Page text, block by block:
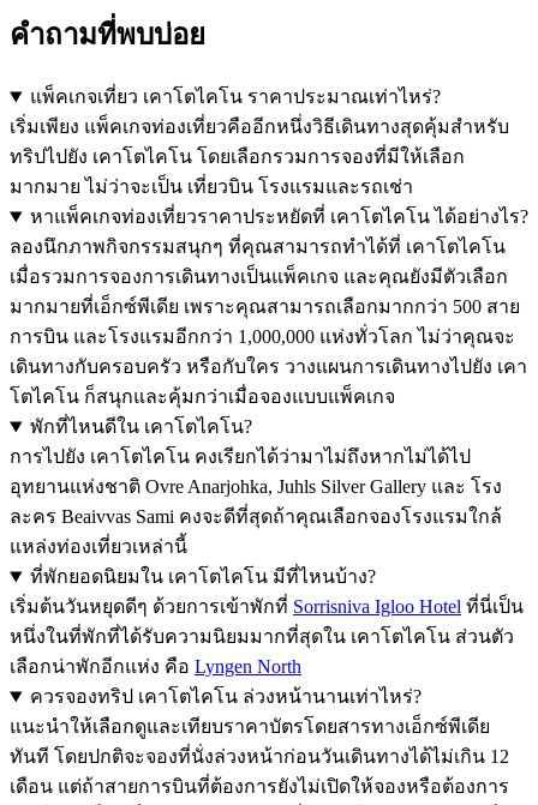
คำถามที่พบบ่อย
แพ็คเกจเที่ยว เคาโตไคโน ราคาประมาณเท่าไหร่?
เริ่มเพียง แพ็คเกจท่องเที่ยวคืออีกหนึ่งวิธีเดินทางสุดคุ้มสำหรับ
ทริปไปยัง เคาโตไคโน โดยเลือกรวมการจองที่มีให้เลือก
มากมาย ไม่ว่าจะเป็น เที่ยวบิน โรงแรมและรถเช่า
หาแพ็คเกจท่องเที่ยวราคาประหยัดที่ เคาโตไคโน ได้อย่างไร?
ลองนึกภาพกิจกรรมสนุกๆ ที่คุณสามารถทำได้ที่ เคาโตไคโน
เมื่อรวมการจองการเดินทางเป็นแพ็คเกจ และคุณยังมีตัวเลือก
มากมายที่เอ็กซ์พีเดีย เพราะคุณสามารถเลือกมากกว่า 500 สาย
การบิน และโรงแรมอีกกว่า 1,000,000 แห่งทั่วโลก ไม่ว่าคุณจะ
เดินทางกับครอบครัว หรือกับใคร วางแผนการเดินทางไปยัง เคา
โตไคโน ก็สนุกและคุ้มกว่าเมื่อจองแบบแพ็คเกจ
พักที่ไหนดีใน เคาโตไคโน?
การไปยัง เคาโตไคโน คงเรียกได้ว่ามาไม่ถึงหากไม่ได้ไป
อุทยานแห่งชาติ Ovre Anarjohka, Juhls Silver Gallery และ โรง
ละคร Beaivvas Sami คงจะดีที่สุดถ้าคุณเลือกจองโรงแรมใกล้
แหล่งท่องเที่ยวเหล่านี้
ที่พักยอดนิยมใน เคาโตไคโน มีที่ไหนบ้าง?
เริ่มต้นวันหยุดดีๆ ด้วยการเข้าพักที่ Sorrisniva Igloo Hotel ที่นี่เป็น
หนึ่งในที่พักที่ได้รับความนิยมมากที่สุดใน เคาโตไคโน ส่วนตัว
เลือกน่าพักอีกแห่ง คือ Lyngen North
ควรจองทริป เคาโตไคโน ล่วงหน้านานเท่าไหร่?
แนะนำให้เลือกดูและเทียบราคาบัตรโดยสารทางเอ็กซ์พีเดีย
ทันที โดยปกติจะจองที่นั่งล่วงหน้าก่อนวันเดินทางได้ไม่เกิน 12
เดือน แต่ถ้าสายการบินที่ต้องการยังไม่เปิดให้จองหรือต้องการ